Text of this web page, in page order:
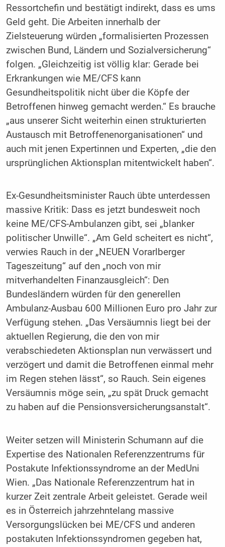
Ressortchefin und bestätigt indirekt, dass es ums
Geld geht. Die Arbeiten innerhalb der
Zielsteuerung würden „formalisierten Prozessen
zwischen Bund, Ländern und Sozialversicherung“
folgen. „Gleichzeitig ist völlig klar: Gerade bei
Erkrankungen wie ME/CFS kann
Gesundheitspolitik nicht über die Köpfe der
Betroffenen hinweg gemacht werden.“ Es brauche
„aus unserer Sicht weiterhin einen strukturierten
Austausch mit Betroffenenorganisationen“ und
auch mit jenen Expertinnen und Experten, „die den
ursprünglichen Aktionsplan mitentwickelt haben“.
Ex-Gesundheitsminister Rauch übte unterdessen
massive Kritik: Dass es jetzt bundesweit noch
keine ME/CFS-Ambulanzen gibt, sei „blanker
politischer Unwille“. „Am Geld scheitert es nicht“,
verwies Rauch in der „NEUEN Vorarlberger
Tageszeitung“ auf den „noch von mir
mitverhandelten Finanzausgleich“: Den
Bundesländern würden für den generellen
Ambulanz-Ausbau 600 Millionen Euro pro Jahr zur
Verfügung stehen. „Das Versäumnis liegt bei der
aktuellen Regierung, die den von mir
verabschiedeten Aktionsplan nun verwässert und
verzögert und damit die Betroffenen einmal mehr
im Regen stehen lässt“, so Rauch. Sein eigenes
Versäumnis möge sein, „zu spät Druck gemacht
zu haben auf die Pensionsversicherungsanstalt“.
Weiter setzen will Ministerin Schumann auf die
Expertise des Nationalen Referenzzentrums für
Postakute Infektionssyndrome an der MedUni
Wien. „Das Nationale Referenzzentrum hat in
kurzer Zeit zentrale Arbeit geleistet. Gerade weil
es in Österreich jahrzehntelang massive
Versorgungslücken bei ME/CFS und anderen
postakuten Infektionssyndromen gegeben hat,